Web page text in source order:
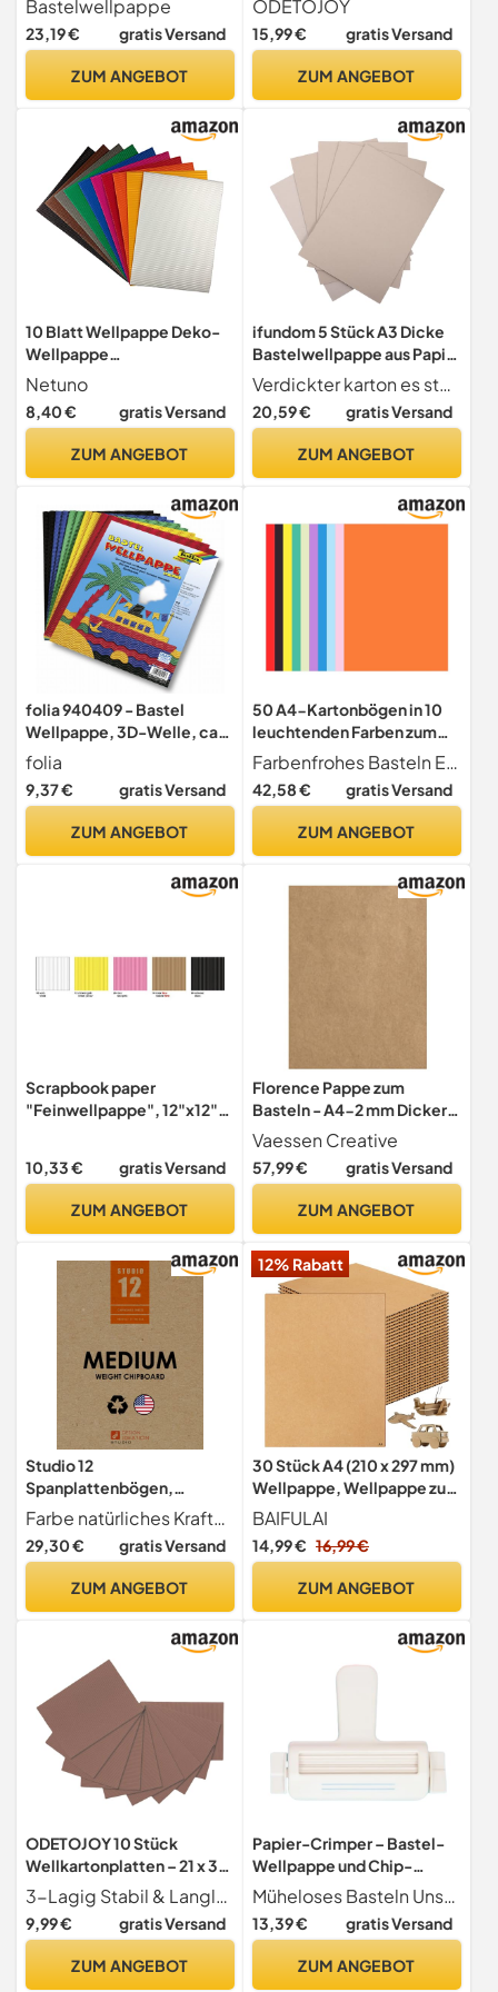
Bastelwellpappe
23,19 € gratis Versand
ZUM ANGEBOT
DIY-Projekte, 60 Stück, 1 x
30 cm (10 Farben)
ODETOJOY
15,99 € gratis Versand
ZUM ANGEBOT
10 Blatt Wellpappe Deko-
Wellpappe
Bastelwellpappe
Bastelwellkarton Format
B4 Bogen 25x35cm
für Dekoration
Handwerk zum Basteln
Netuno
8,40 € gratis Versand
ZUM ANGEBOT
ifundom 5 Stück A3 Dicke
Bastelwellpappe aus Papier
Doppelseitig Beidseitig
Leichtes Selbstgemacht
Bastelmaterial zum Basteln
Projekte
Verdickter karton es stehen verschiedene kartonstärken zur auswahl, um unterschiedlichen bedürfnissen gerecht zu werden. doppelseitiger karton
20,59 € gratis Versand
ZUM ANGEBOT
folia 940409 - Bastel
Wellpappe, 3D-Welle, ca.
25 x 35 cm, 10 Bogen
sortiert in 5 verschiedenen
Farben
folia
9,37 € gratis Versand
ZUM ANGEBOT
50 A4-Kartonbögen in 10
leuchtenden Farben zum
Basteln und Dekorieren
Farbenfrohes Basteln Entdecken Sie eine Vielzahl von 10 hellen Farben, für Kinderbastelarbeiten und lustige Projekte
42,58 € gratis Versand
ZUM ANGEBOT
Scrapbook paper
"Feinwellpappe", 12"x12",
10,33 €
gratis Versand
ZUM ANGEBOT
Florence Pappe zum
Basteln - A4-2 mm Dicker
Kraft Board- 50 Stück
Bastelkarton - Kraft Braun -
zum Buchbinden,
Journaling, Kraftbraun
Vaessen Creative
57,99 € gratis Versand
ZUM ANGEBOT
Studio 12
Spanplattenbögen,
mittelschwer, natürliches
Kraftpapier, ideal für
Modellbau, Scrapbooking,
Schutz von wertvollen
Farbe natürliches Kraftpapier.
29,30 € gratis Versand
ZUM ANGEBOT
12% Rabatt
30 Stück A4 (210 x 297 mm)
Wellpappe, Wellpappe zum
Basteln, 3mm Dicke Pappe,
Karton A4, Pappe zum
Basteln, Cardboard, Karton
Modellieren,
BAIFULAI
14,99 € 16,99 €
ZUM ANGEBOT
ODETOJOY 10 Stück
Wellkartonplatten – 21 x 30
cm (A4-ähnlich), 3-Lagig
Stabil, Ideal für DIY
Handwerk,
Schulkurse,
3-Lagig Stabil & Langlebig Drei-lagige Wellkartonstruktur hält bis zu 5 kg Belastung, widersteht Biegung Rissbildung, geeignet für wiederholte Nutzung in Handwerk Modellbau.
9,99 € gratis Versand
ZUM ANGEBOT
Papier-Crimper – Bastel-
Wellpappe und Chip-
Maker, manuelles Gerät für
strukturierte Karten,
Geschenkanhänger und
handgefertigter
Müheloses Basteln Unsere vielseitige Papier-Crimper ermöglicht eine flexible Drehung im Uhrzeigersinn oder gegen den Uhrzeigersinn und sorgt für Stabilität während des Gebrauchs. Das bedeutet, dass Sie Papier mühelos und mit Leichtigkeit crimpen können, um jedes Mal perfekte Ergebnisse zu erzielen.
13,39 € gratis Versand
ZUM ANGEBOT